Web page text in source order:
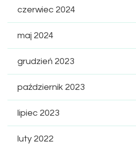
czerwiec 2024
maj 2024
grudzień 2023
październik 2023
lipiec 2023
luty 2022